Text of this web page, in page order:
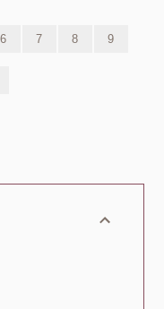
6 7 8 9